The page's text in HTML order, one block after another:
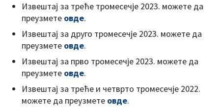
Извештај за треће тромесечје 2023. можете да
преузмете овде.
Извештај за друго тромесечје 2023. можете да
преузмете овде.
Извештај за прво тромесечје 2023. можете да
преузмете овде.
Извештај за треће и четврто тромесечје 2022.
можете да преузмете овде.